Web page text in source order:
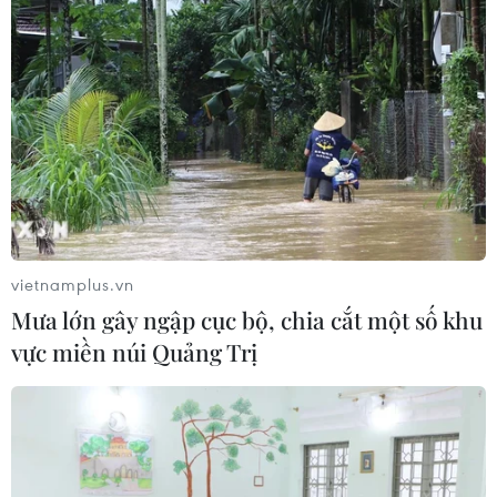
09/08/2026 14:38
Thành phố Hồ Chí Minh xuất hiện
mưa dông trên diện rộng
09/08/2026 13:14
Hà Nội: Xử lý dứt điểm 3 vụ việc vi
09/08/2026 12:49
Đổi mới công tác phổ biến, giáo dục
pháp luật trong bối cảnh bùng nổ
mạng xã hội
09/08/2026 12:27
vietnamplus.vn
Mưa lớn gây ngập cục bộ, chia cắt một số khu
vực miền núi Quảng Trị